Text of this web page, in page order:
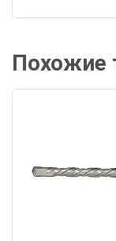
Похожие